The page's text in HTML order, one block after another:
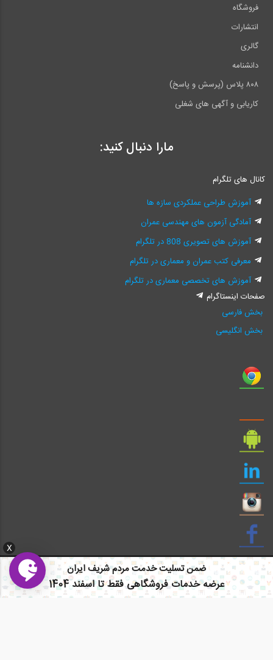
X
ضمن تسلیت خدمت مردم شریف ایران
عرضه خدمات فروشگاهی فقط تا اسفند 1404
فروشگاه
انتشارات
گالری
دانشنامه
۸۰۸ پلاس (پرسش و پاسخ)
کاریابی و آگهی های شغلی
مارا دنبال کنید:
کانال های تلگرام
آموزش طراحی عملکردی سازه ها
آمادگی آزمون های مهندسی عمران
آموزش های تصویری 808 در تلگرام
معرفی کتب عمران و معماری در تلگرام
آموزش های تخصصی معماری در تلگرام
صفحات اینستاگرام
بخش فارسی
بخش انگلیسی